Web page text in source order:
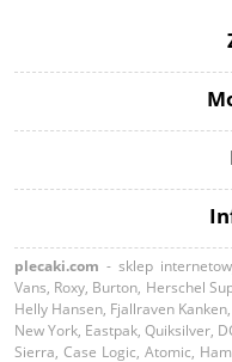
plecaki.com - sklep
Vans, Roxy, Burton, Herschel
Helly Hansen, Fjallraven
New York, Eastpak, Quiksilver,
Sierra, Case Logic, Atomic,